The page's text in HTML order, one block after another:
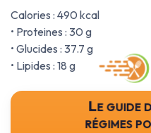
Calories : 490 kcal
• Proteines : 30 g
• Glucides : 37.7 g
• Lipides : 18 g
Le guide
régimes